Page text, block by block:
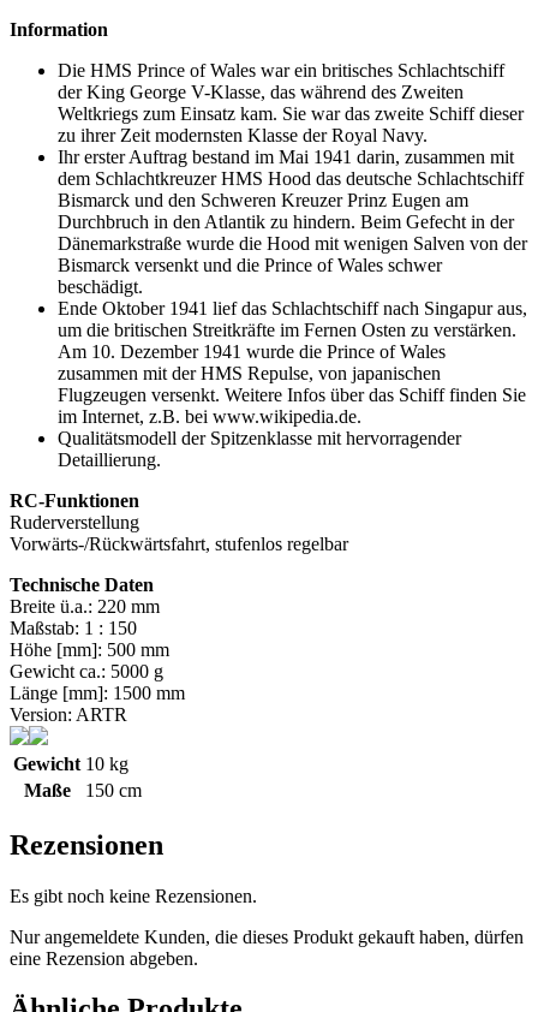
Information
Die HMS Prince of Wales war ein britisches Schlachtschiff
der King George V-Klasse, das während des Zweiten
Weltkriegs zum Einsatz kam. Sie war das zweite Schiff dieser
zu ihrer Zeit modernsten Klasse der Royal Navy.
Ihr erster Auftrag bestand im Mai 1941 darin, zusammen mit
dem Schlachtkreuzer HMS Hood das deutsche Schlachtschiff
Bismarck und den Schweren Kreuzer Prinz Eugen am
Durchbruch in den Atlantik zu hindern. Beim Gefecht in der
Dänemarkstraße wurde die Hood mit wenigen Salven von der
Bismarck versenkt und die Prince of Wales schwer
beschädigt.
Ende Oktober 1941 lief das Schlachtschiff nach Singapur aus,
um die britischen Streitkräfte im Fernen Osten zu verstärken.
Am 10. Dezember 1941 wurde die Prince of Wales
zusammen mit der HMS Repulse, von japanischen
Flugzeugen versenkt. Weitere Infos über das Schiff finden Sie
im Internet, z.B. bei www.wikipedia.de.
Qualitätsmodell der Spitzenklasse mit hervorragender
Detaillierung.
RC-Funktionen
Ruderverstellung
Vorwärts-/Rückwärtsfahrt, stufenlos regelbar
Technische Daten
Breite ü.a.: 220 mm
Maßstab: 1 : 150
Höhe [mm]: 500 mm
Gewicht ca.: 5000 g
Länge [mm]: 1500 mm
Version: ARTR
Gewicht 10 kg
Maße
150 cm
Rezensionen
Es gibt noch keine Rezensionen.
Nur angemeldete Kunden, die dieses Produkt gekauft haben, dürfen
eine Rezension abgeben.